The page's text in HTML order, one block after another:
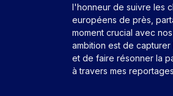
l'honneur de suivre les
européens de près,
moment crucial avec
ambition est de
et de faire résonner la
à travers mes